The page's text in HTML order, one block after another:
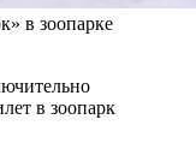
в зоопарке
в зоопарк